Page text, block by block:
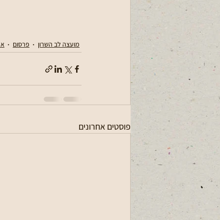
מועצה לב השרון פרסום
פוסטים אחרונים